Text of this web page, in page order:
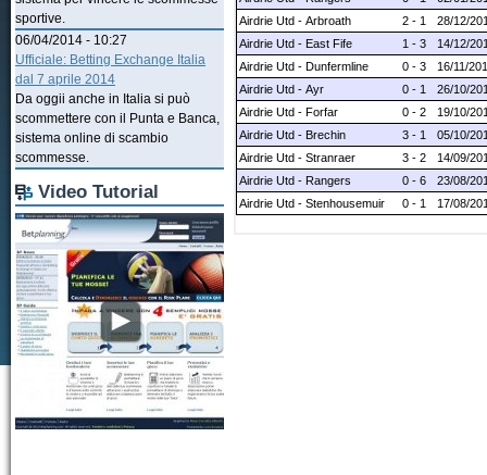
Airdrie Utd - Arbroath
2 - 1
28/12/
Airdrie Utd - East Fife
1 - 3
14/12/
Airdrie Utd - Dunfermline
0 - 3
16/11/
Airdrie Utd - Ayr
0 - 1
26/10/
Airdrie Utd - Forfar
0 - 2
19/10/
Airdrie Utd - Brechin
3 - 1
05/10/
Airdrie Utd - Stranraer
3 - 2
14/09/
Airdrie Utd - Rangers
0 - 6
23/08/
Airdrie Utd - Stenhousemuir
0 - 1 17/08/
sportive.
06/04/2014 - 10:27
Ufficiale: Betting Exchange Italia
dal 7 aprile 2014
Da oggii anche in Italia si può
scommettere con il Punta e Banca,
sistema online di scambio
scommesse.
Video Tutorial